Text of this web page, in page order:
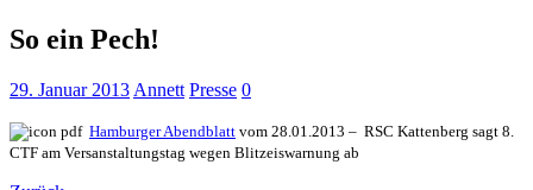
So ein Pech!
29. Januar 2013 Annett Presse 0
Hamburger Abendblatt vom 28.01.2013 – RSC Kattenberg sagt 8.
CTF am Versanstaltungstag wegen Blitzeiswarnung ab